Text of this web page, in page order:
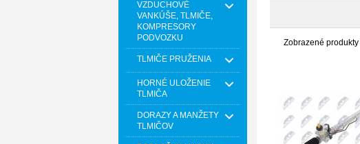
VZDUCHOVÉ
VANKÚŠE, TLMIČE,
KOMPRESORY
PODVOZKU
TLMIČE PRUŽENIA
HORNÉ ULOŽENIE
TLMIČA
DORAZY A MANŽETY
TLMIČOV
Zobrazené produkty